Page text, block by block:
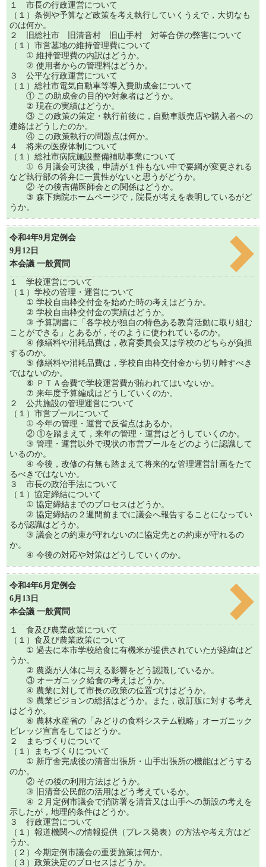
１ 市長の行政運営について
（１）条例や予算など政策を考え執行していくうえで，大切なも
のは何か。
２ 旧総社市 旧清音村 旧山手村 対等合併の弊害について
（１）市営墓地の維持管理費について
① 維持管理費の内訳はどうか。
② 使用者からの管理料はどうか。
３ 公平な行政運営について
（１）総社市電気自動車等導入費助成金について
① この助成金の目的や対象者はどうか。
② 現在の実績はどうか。
③ この政策の策定・執行前後に，自動車販売店や購入者への
連絡はどうしたのか。
④ この政策執行の問題点は何か。
４ 将来の医療体制について
（１）総社市病院施設整備補助事業について
① ６月議会可決後，申請が１件もない中で要綱が変更される
など執行部の答弁に一貫性がないと思うがどうか。
② その後吉備医師会との関係はどうか。
③ 森下病院ホームページで，院長が考えを表明しているがど
うか。
令和4年9月定例会
9月12日
本会議 一般質問
１ 学校運営について
（１）学校の管理・運営について
① 学校自由枠交付金を始めた時の考えはどうか。
② 学校自由枠交付金の実績はどうか。
③ 予算調書に「各学校が独自の特色ある教育活動に取り組む
ことができる」とあるが，そのように使われているのか。
④ 修繕料や消耗品費は，教育委員会又は学校のどちらが負担
するのか。
⑤ 修繕料や消耗品費は，学校自由枠交付金から切り離すべき
ではないのか。
⑥ ＰＴＡ会費で学校運営費が賄われてはいないか。
⑦ 来年度予算編成はどうしていくのか。
２ 公共施設の管理運営について
（１）市営プールについて
① 今年の管理・運営で反省点はあるか。
② ①を踏まえて，来年の管理・運営はどうしていくのか。
③ 管理・運営以外で現状の市営プールをどのように認識して
いるのか。
④ 今後，改修の有無も踏まえて将来的な管理運営計画をたて
るべきではないか。
３ 市長の政治手法について
（１）協定締結について
① 協定締結までのプロセスはどうか。
② 協定締結の２週間前までに議会へ報告することになってい
るが認識はどうか。
③ 議会との約束が守れないのに協定先との約束が守れるの
か。
④ 今後の対応や対策はどうしていくのか。
令和4年6月定例会
6月13日
本会議 一般質問
１ 食及び農業政策について
（１）食及び農業政策について
① 過去に本市学校給食に有機米が提供されていたが経緯はど
うか。
② 農薬が人体に与える影響をどう認識しているか。
③ オーガニック給食の考えはどうか。
④ 農業に対して市長の政策の位置づけはどうか。
⑤ 農業ビジョンの総括はどうか。また，改訂版に対する考え
はどうか。
⑥ 農林水産省の「みどりの食料システム戦略」オーガニック
ビレッジ宣言をしてはどうか。
２ まちづくりについて
（１）まちづくりについて
① 新庁舎完成後の清音出張所・山手出張所の機能はどうする
のか。
② その後の利用方法はどうか。
③ 旧清音公民館の活用はどう考えているか。
④ ２月定例市議会で消防署を清音又は山手への新設の考えを
示したが，地理的条件はどうか。
３ 行政運営について
（１）報道機関への情報提供（プレス発表）の方法や考え方はど
うか。
（２）今期定例市議会の重要施策は何か。
（３）政策決定のプロセスはどうか。